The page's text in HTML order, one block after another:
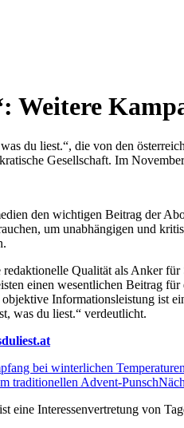
Weitere
du liest.“, die von den
Gesellschaft. Im
den wichtigen Beitrag der
um unabhängigen und
Qualität als Anker
einen wesentlichen Beitrag
Informationsleistung ist
was du liest.“ verdeutlicht.
bei winterlichen Temperaturen
traditionellen Advent-Punsch
eine Interessenvertretung von